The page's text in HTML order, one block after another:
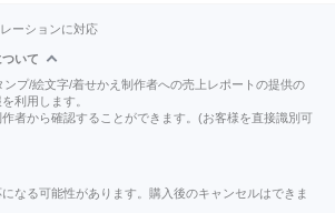
ーションに対応
いて
ンプ/絵文字/着せかえ制作者への売上レポートの提供の
利用します。
者から確認することができます。(お客様を直接識別可
なる可能性があります。購入後のキャンセルはできま